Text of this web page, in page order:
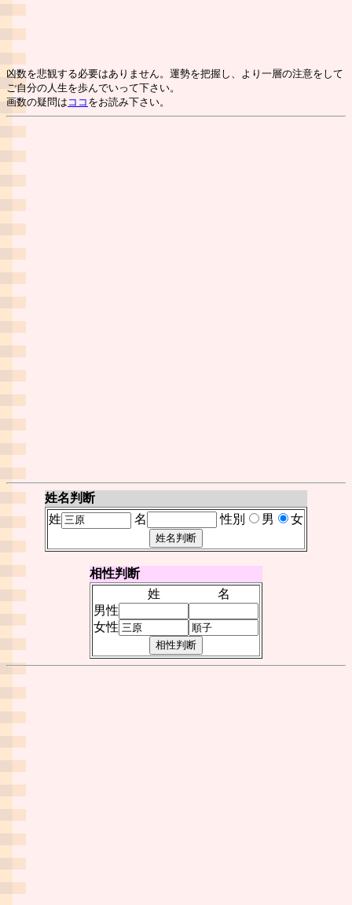
凶数を悲観する必要はありません。運勢を把握し、より一層の注意をして
ご自分の人生を歩んでいって下さい。
画数の疑問は ココ をお読み下さい。
姓名判断
姓
名 性別 男 女
相性判断
姓
名
男性
女性